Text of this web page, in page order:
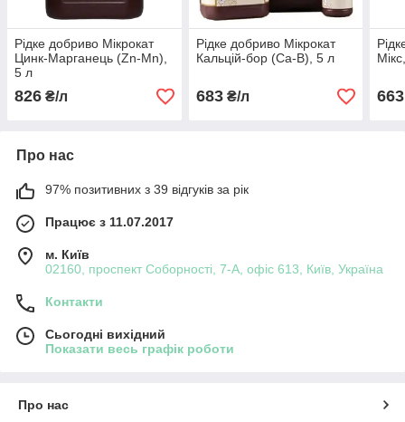
Рідке добриво Мікрокат
Цинк-Марганець (Zn-Mn),
5 л
826 ₴/л
Рідке добриво Мікрокат
Кальцій-бор (Са-В), 5 л
683₴/л 663
Про нас
97% позитивних з 39 відгуків за рік
Працює з 11.07.2017
м. Київ
02160, проспект Соборності, 7-А, офіс 613, Київ, Україна
Контакти
Сьогодні вихідний
Показати весь графік роботи
Про нас